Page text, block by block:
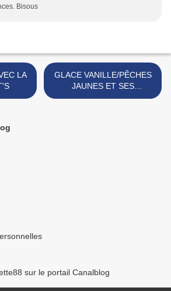
Bisous
GLACE VANILLE/PÊCHES
JAUNES ET SES
ABRICOTS DESHYDRATES
sur le portail Canalblog